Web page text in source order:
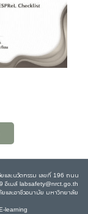
และนวัตกรรม เลขที่ 196 ถนน
อีเมล์ labsafety@nrct.go.th
และอาชีวอนามัย มหาวิทยาลัย
learning